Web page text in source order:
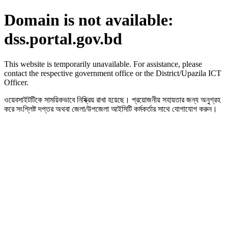
Domain is not available:
dss.portal.gov.bd
This website is temporarily unavailable. For assistance, please
contact the respective government office or the District/Upazila ICT
Officer.
ওয়েবসাইটটিকে সাময়িকভাবে নিষ্ক্রিয় রাখা হয়েছে। প্রয়োজনীয় সহায়তার জন্য অনুগ্রহ
করে সংশ্লিষ্ট দপ্তর অথবা জেলা/উপজেলা আইসিটি কর্মকর্তার সাথে যোগাযোগ করুন।